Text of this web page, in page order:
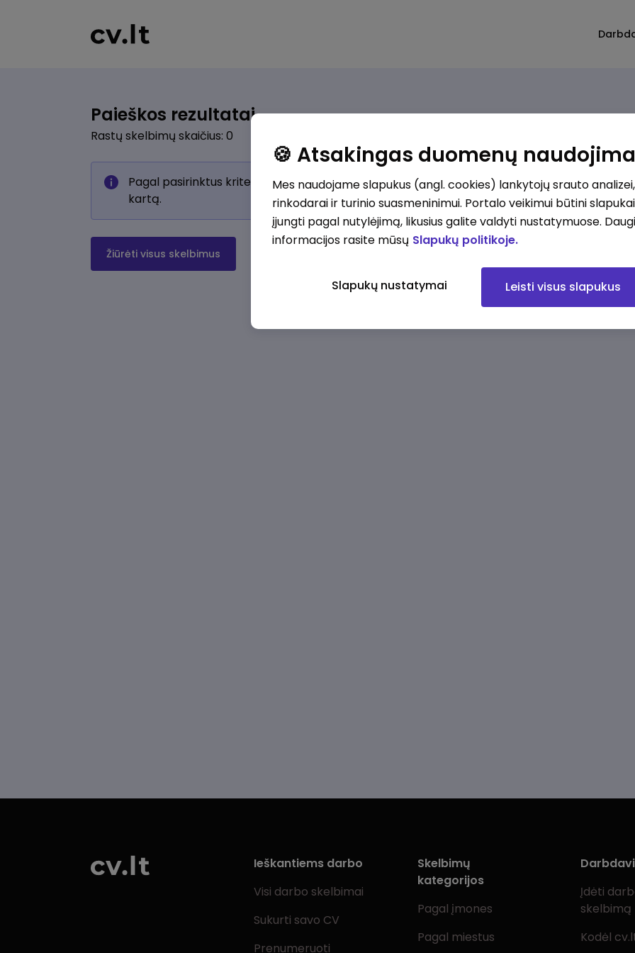
Paieškos rezultatai
Rastų skelbimų skaičius: 0
Pagal pasirinktus kriterijus skelbimų nerasta. Pakoreguokite paiešką ir bandykite dar
kartą.
Žiūrėti visus skelbimus
Ieškantiems darbo
Visi darbo skelbimai
Sukurti savo CV
Prenumeruoti
Skelbimų
kategorijos
Pagal įmones
Pagal miestus
Įdėti
skelbimą
Kodėl
🍪 Atsakingas duomenų
Mes naudojame slapukus (angl. cookies) lankytojų srauto analizei,
rinkodarai ir turinio suasmeninimui. Portalo veikimui būtini
įjungti pagal nutylėjimą, likusius galite valdyti nustatymuose.
informacijos rasite mūsų Slapukų politikoje.
Slapukų nustatymai Leisti visus slapukus